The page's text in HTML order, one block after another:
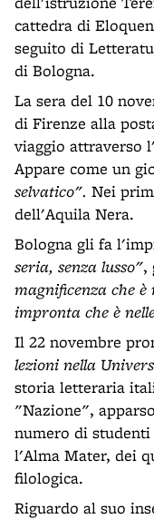
cattedra di
seguito di
di Bologna.
La sera del 10
di Firenze alla
viaggio attraverso
Appare come un
selvatico". Nei
dell'Aquila Nera.
Bologna gli fa
seria, senza lusso",
magnificenza che
impronta che è
Il 22 novembre
lezioni nella
storia letteraria
"Nazione",
numero di
l'Alma Mater, dei
filologica.
Riguardo al suo